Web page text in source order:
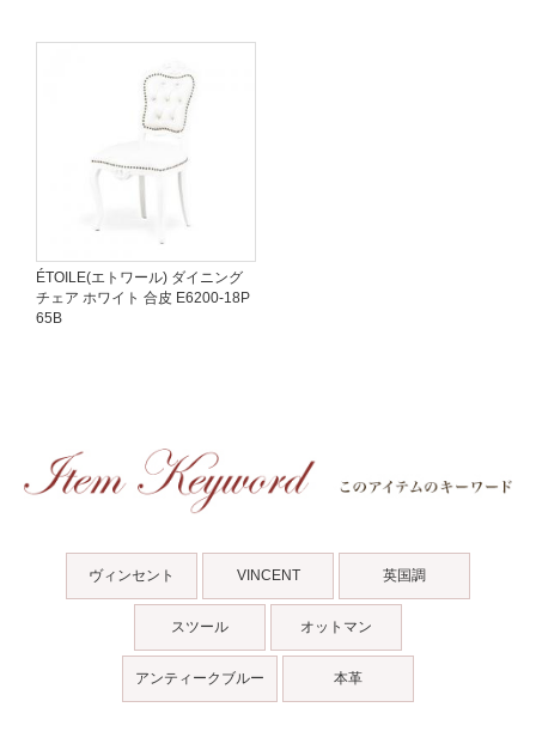
ÉTOILE(エトワール) ダイニング
チェア ホワイト 合皮 E6200-18P
65B
ヴィンセント VINCENT 英国調
スツール オットマン
アンティークブルー 本革